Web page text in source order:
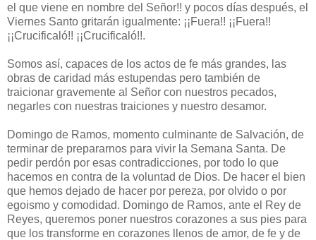
el que viene en nombre del Señor!! y pocos días después, el
Viernes Santo gritarán igualmente: ¡¡Fuera!! ¡¡Fuera!!
¡¡Crucificaló!! ¡¡Crucificaló!!.
Somos así, capaces de los actos de fe más grandes, las
obras de caridad más estupendas pero también de
traicionar gravemente al Señor con nuestros pecados,
negarles con nuestras traiciones y nuestro desamor.
Domingo de Ramos, momento culminante de Salvación, de
terminar de prepararnos para vivir la Semana Santa. De
pedir perdón por esas contradicciones, por todo lo que
hacemos en contra de la voluntad de Dios. De hacer el bien
que hemos dejado de hacer por pereza, por olvido o por
egoismo y comodidad. Domingo de Ramos, ante el Rey de
Reyes, queremos poner nuestros corazones a sus pies para
que los transforme en corazones llenos de amor, de fe y de